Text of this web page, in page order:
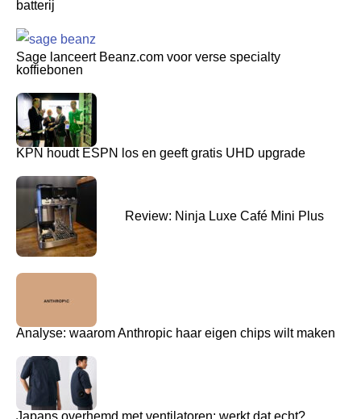
batterij
Sage lanceert Beanz.com voor verse specialty
koffiebonen
KPN houdt ESPN los en geeft gratis UHD upgrade
Review: Ninja Luxe Café Mini Plus
Analyse: waarom Anthropic haar eigen chips wilt maken